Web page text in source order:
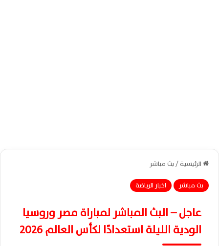
الرئيسية/بث مباشر
بث مباشر
اخبار الرياضة
عاجل – البث المباشر لمباراة مصر وروسيا
الودية الليلة استعدادًا لكأس العالم 2026